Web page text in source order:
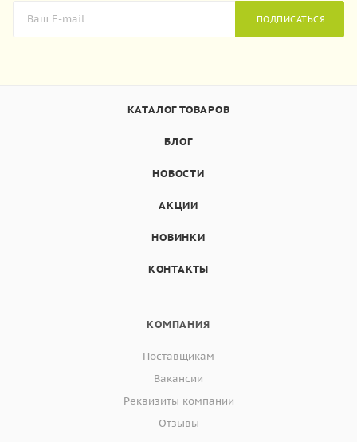
ПОДПИСАТЬСЯ
КАТАЛОГ ТОВАРОВ
БЛОГ
НОВОСТИ
АКЦИИ
НОВИНКИ
КОНТАКТЫ
КОМПАНИЯ
Поставщикам
Вакансии
Реквизиты компании
Отзывы